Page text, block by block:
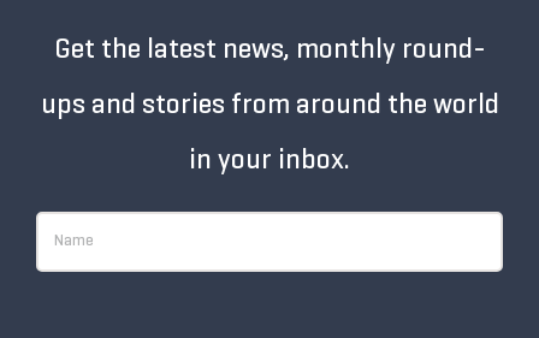
Get the latest news, monthly round-
ups and stories from around the world
in your inbox.